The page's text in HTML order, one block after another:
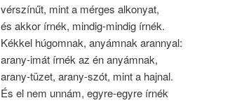
vérszínűt, mint a mérges alkonyat,
és akkor írnék, mindig-mindig írnék.
Kékkel húgomnak, anyámnak arannyal:
arany-imát írnék az én anyámnak,
arany-tüzet, arany-szót, mint a hajnal.
És el nem unnám, egyre-egyre írnék